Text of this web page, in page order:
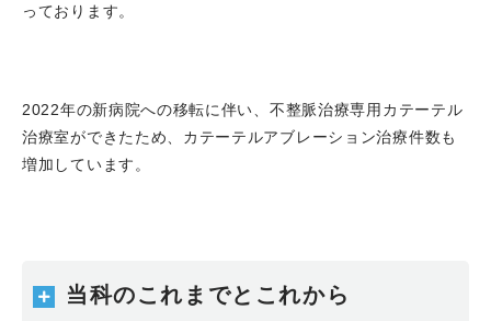
秀賞を受賞しました。
しました。
2024.11.10谷口泰代副院長のReviewがAnnals of
Nuclear Cardiology誌にPublishされました。
Catheter Cardiovascular Intervention 誌にPublishされ
ました。
っております。
2022年の新病院への移転に伴い、不整脈治療専用カテーテル
治療室ができたため、カテーテルアブレーション治療件数も
増加しています。
当科のこれまでとこれから